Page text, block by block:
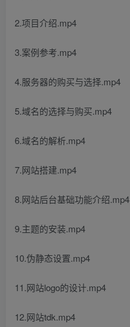
2.项目介绍.mp4
3.案例参考.mp4
4.服务器的购买与选择.mp4
5.域名的选择与购买.mp4
6.域名的解析.mp4
7.网站搭建.mp4
8.网站后台基础功能介绍.mp4
9.主题的安装.mp4
10.伪静态设置.mp4
11.网站logo的设计.mp4
12.网站tdk.mp4